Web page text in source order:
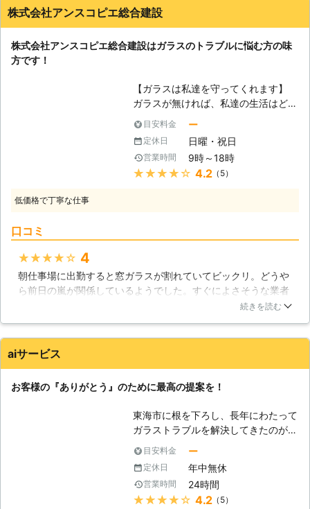
うのは気になる点であるかと思われま
す。身近なところで言えばスマートフ
事はありますが、耐久性や耐熱性など
す。断熱効果のあるガラスフィルムを
貼り、カーテンなどと組み合わせれば
冷房の電気代などを節約する事も可能
となるのです。
なり、冷房を使う機会も減りました。
愛知県 日進市 2016年12月10日
株式会社アンスコピエ総合建設
株式会社アンスコピエ総合建設はガラスのトラブルに悩む方の味
方です！
【ガラスは私達を守ってくれます】
ガラスが無ければ、私達の生活はどう
なってしまうでしょうか？侵入し放題
となり、空き巣が侵入して窃盗などの
被害に巻き込まれやすくなりますし、
ハチやイタチなども害虫・害獣も侵入
してしまう様になるでしょう。さら
果たすことが出来ないだけでなく、逆
に私達の脅威となってしまいます。割
れてしまうとガラス交換・修理をしな
ければいけませんが、ガラス交換を個
人で行う事は難しいです。慎重に作業
ミスで大怪我に繋がる危険があるでし
ょう。 【困った時は株式会社アンス
コピエ総合建設が手助けします！】
割れた窓ガラスにお困りの方は、株式
会社アンスコピエ総合建設がお伺いし
て、ガラス交換・修理をさせて頂きま
す！一枚だけのガラス交換でもお気軽
にご相談ください！お困りのお客様の
為に、アンスコピエ総合建設は素早
目安料金 ー
定休日 日曜・祝日
営業時間 9時～18時
★★★★★ 4.2 （5）
低価格で丁寧な仕事
口コミ
★★★★★ 4
朝仕事場に出勤すると窓ガラスが割れていてビックリ。どうや
ら前日の嵐が関係しているようでした。すぐによさそうな業者
さんを探しこちらの業者さんに依頼。お客様が来る予定だった
よかったなと思っています。
愛知県 名古屋市中区 2016年11月30日
続きを読む
aiサービス
お客様の『ありがとう』のために最高の提案を！
東海市に根を下ろし、長年にわたって
ガラストラブルを解決してきたのが私
たち「aiサービス」です！20年以上に
わたって続けてこれたのも、ひとえに
お客様からのご声援があってのことと
思います。これからもaiサービスは地
域に根差し、お客様のことを第一に考
目安料金 ー
定休日 年中無休
営業時間 24時間
★★★★★ 4.2 （5）